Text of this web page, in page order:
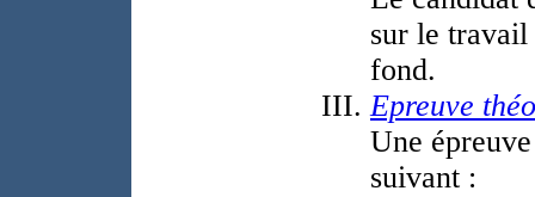
sur le travail
fond.
Epreuve
Une
suivant :